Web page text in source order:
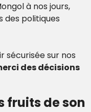
à nos jours,
des politiques
sécurisée sur nos
des décisions
fruits de son